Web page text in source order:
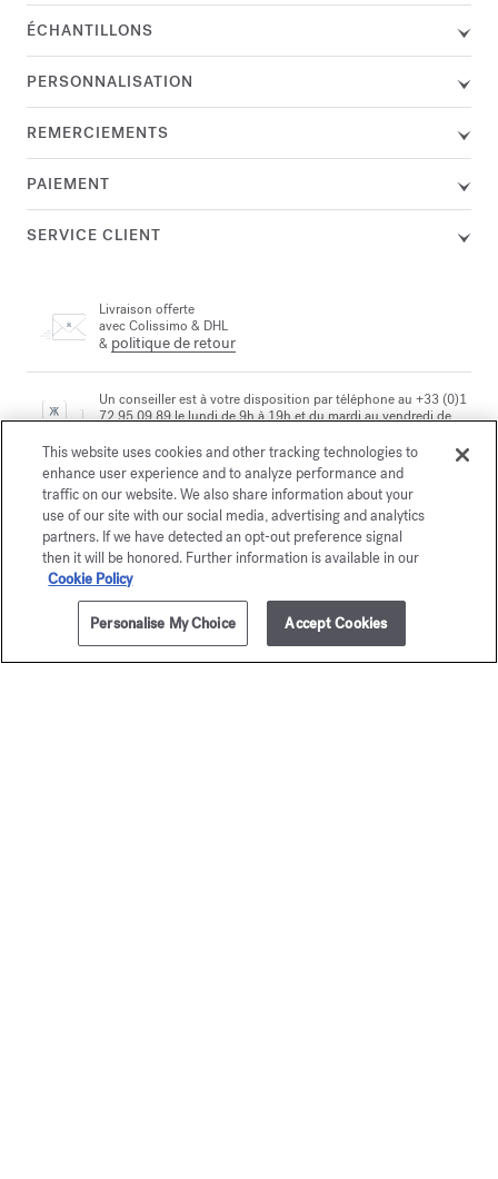
ÉCHANTILLONS
PERSONNALISATION
REMERCIEMENTS
PAIEMENT
SERVICE CLIENT
Livraison offerte
avec Colissimo & DHL
& politique de retour
Un conseiller est à votre disposition par téléphone au +33 (0)1
72 95 09 89 le lundi de 9h à 19h et du mardi au vendredi de
Paiement sécurisé
La Maison vous offre
le choix entre deux écrins
En savoir plus
This website uses cookies and other tracking technologies to
enhance user experience and to analyze performance and
traffic on our website. We also share information about your
use of our site with our social media, advertising and analytics
partners. If we have detected an opt-out preference signal
then it will be honored. Further information is available in our
Cookie Policy
Personalise My Choice Accept Cookies